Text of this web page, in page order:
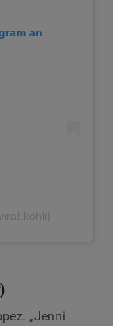
an
„Jenni